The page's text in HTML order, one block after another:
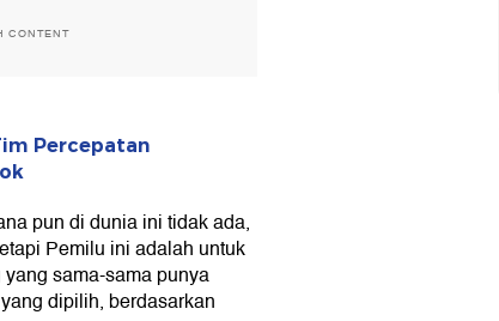
CONTENT
Percepatan
pun di dunia ini tidak ada,
Pemilu ini adalah untuk
sama-sama punya
dipilih, berdasarkan